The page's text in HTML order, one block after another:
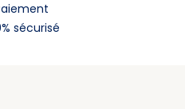
sécurisé